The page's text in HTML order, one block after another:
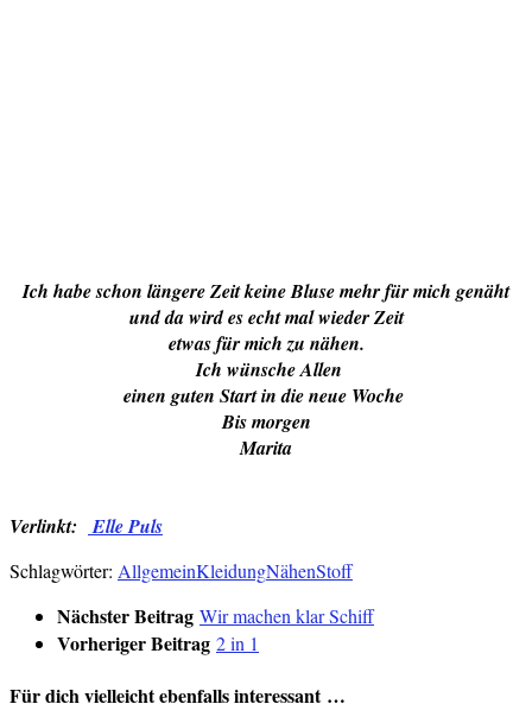
Ich habe schon längere Zeit keine Bluse mehr für mich genäht
und da wird es echt mal wieder Zeit
etwas für mich zu nähen.
Ich wünsche Allen
einen guten Start in die neue Woche
Bis morgen
Marita
Verlinkt: Elle Puls
Schlagwörter: AllgemeinKleidungNähenStoff
Nächster Beitrag Wir machen klar Schiff
Vorheriger Beitrag 2 in 1
Für dich vielleicht ebenfalls interessant …